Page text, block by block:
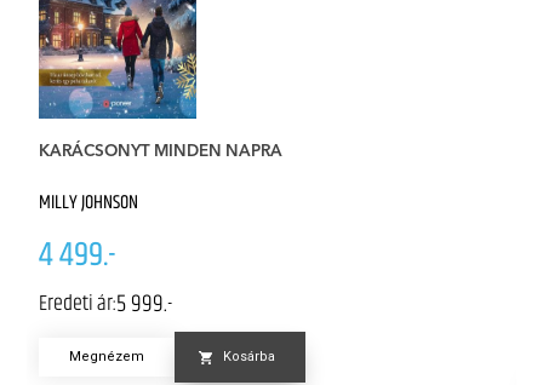
KARÁCSONYT MINDEN NAPRA
MILLY JOHNSON
4 499.-
Eredeti ár:5 999.-
Megnézem Kosárba